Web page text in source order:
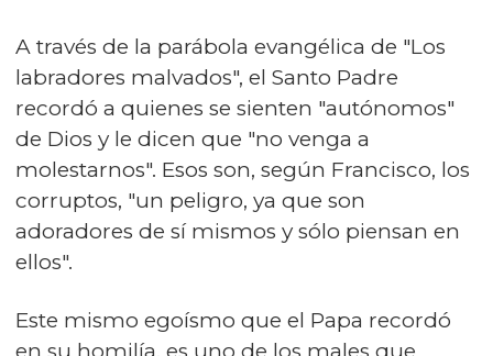
A través de la parábola evangélica de "Los
labradores malvados", el Santo Padre
recordó a quienes se sienten "autónomos"
de Dios y le dicen que "no venga a
molestarnos". Esos son, según Francisco, los
corruptos, "un peligro, ya que son
adoradores de sí mismos y sólo piensan en
ellos".
Este mismo egoísmo que el Papa recordó